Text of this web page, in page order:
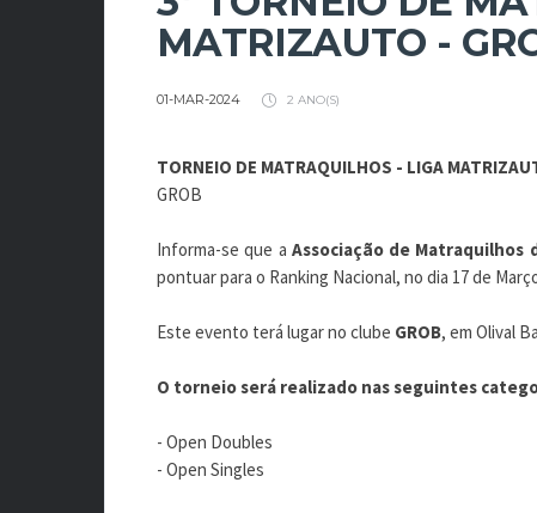
MATRIZAUTO -
01-MAR-2024 2 ANO(S)
TORNEIO DE MATRAQUILHOS - LIGA
GROB
Informa-se que a Associação de Matraquilhos
pontuar para o Ranking Nacional, no dia 17 de
Este evento terá lugar no clube GROB, em Olival
O torneio será realizado nas seguintes
- Open Doubles
- Open Singles